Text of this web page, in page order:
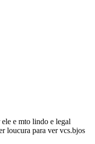
e mto lindo e legal
loucura para ver vcs.bjos